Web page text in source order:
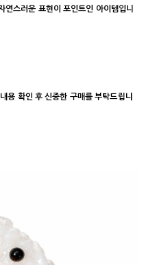
연스러운 표현이 포인트인 아이템입니
용 확인 후 신중한 구매를 부탁드립니